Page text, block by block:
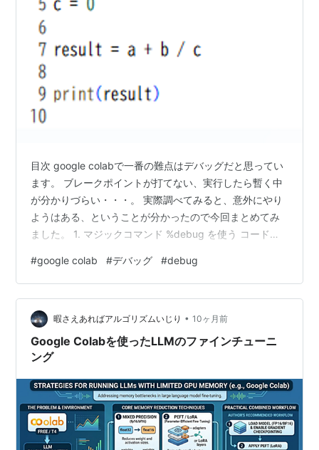
目次 google colabで一番の難点はデバッグだと思ってい
ます。 ブレークポイントが打てない、実行したら暫く中
が分かりづらい・・・。 実際調べてみると、意外にやり
ようはある、ということが分かったので今回まとめてみ
ました。 1. マジックコマンド %debug を使う コードが
か」**を調べるのに最適です。 使い方: エラーが発生し
たセルの直後に、新しいセルを作り %debug とだけ入力
して実行します。 ipdbという対話型デバッガが起動しま
す。 入力欄に変数名を入れるとその時の値が表示され、
u（上へ移動）や d（下へ移動）でエラー箇所…
#google colab #デバッグ #debug
暇さえあればアルゴリズムいじり • 10ヶ月前
Google Colabを使ったLLMのファインチューニ
ング